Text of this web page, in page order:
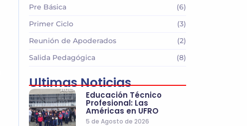
Pre Básica
(6)
Primer Ciclo
(3)
Reunión de Apoderados
(2)
Salida Pedagógica
(8)
Ultimas Noticias
Educación Técnico
Profesional: Las
Américas en UFRO
5 de Agosto de 2026